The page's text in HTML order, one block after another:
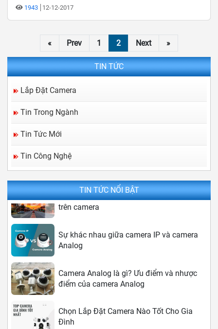
1943 12-12-2017
« Prev 1 2 Next »
TIN TỨC
Lắp Đặt Camera
Tin Trong Ngành
Tin Tức Mới
Tin Công Nghệ
TIN TỨC NỔI BẬT
Camera IP là gì? Ưu và nhược điểm của
Công nghệ điều chỉnh chống ngược sáng
trên camera
Sự khác nhau giữa camera IP và camera
Analog
Camera Analog là gì? Ưu điểm và nhược
điểm của camera Analog
Chọn Lắp Đặt Camera Nào Tốt Cho Gia
Đình